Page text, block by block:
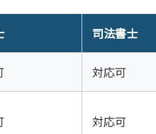
司法書士
対応可
対応可